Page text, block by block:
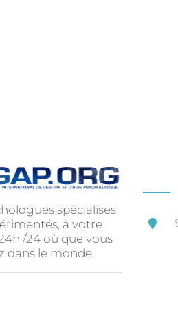
spécialisés
à votre
/24 où que vous
dans le monde.